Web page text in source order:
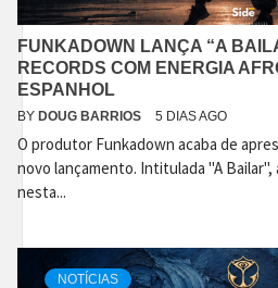
FUNKADOWN LANÇA “A
RECORDS COM ENERGIA
ESPANHOL
BY DOUG BARRIOS 5 DIAS AGO
O produtor Funkadown acaba de
novo lançamento. Intitulada "A
nesta...
NOTÍCIAS